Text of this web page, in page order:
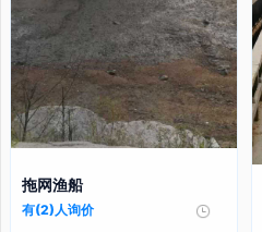
拖网渔船
有(2)人询价